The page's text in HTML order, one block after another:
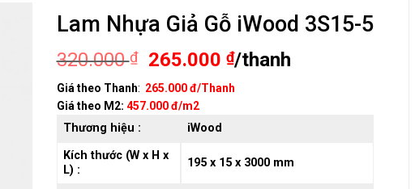
Lam Nhựa Giả Gỗ iWood 3S15-5
320.000₫
Giá
gốc
là:
320.000 ₫.
265.000 ₫Giá
tại
/thanh
Giá theo Thanh: 265.000 đ/Thanh
Giá theo M2: 457.000 đ/m2
Thương hiệu :
iWood
Kích thước (W x H x
L) :
195 x 15 x 3000 mm